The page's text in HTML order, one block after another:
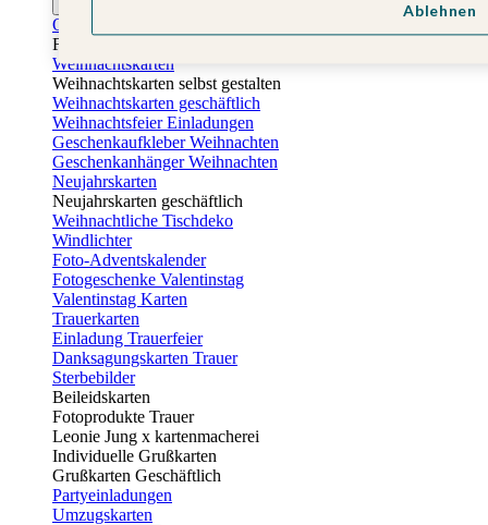
Osterkarten
Fotogeschenke zu Ostern
Weihnachtskarten
Weihnachtskarten selbst gestalten
Weihnachtskarten geschäftlich
Weihnachtsfeier Einladungen
Geschenkaufkleber Weihnachten
Geschenkanhänger Weihnachten
Neujahrskarten
Neujahrskarten geschäftlich
Weihnachtliche Tischdeko
Windlichter
Foto-Adventskalender
Fotogeschenke Valentinstag
Valentinstag Karten
Trauerkarten
Einladung Trauerfeier
Danksagungskarten Trauer
Sterbebilder
Beileidskarten
Fotoprodukte Trauer
Leonie Jung x kartenmacherei
Individuelle Grußkarten
Grußkarten Geschäftlich
Partyeinladungen
Umzugskarten
Ablehnen